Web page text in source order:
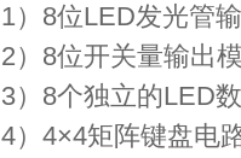
1）8位LED发光管
2）8位开关量输出
3）8个独立的LED
4）4×4矩阵键盘电